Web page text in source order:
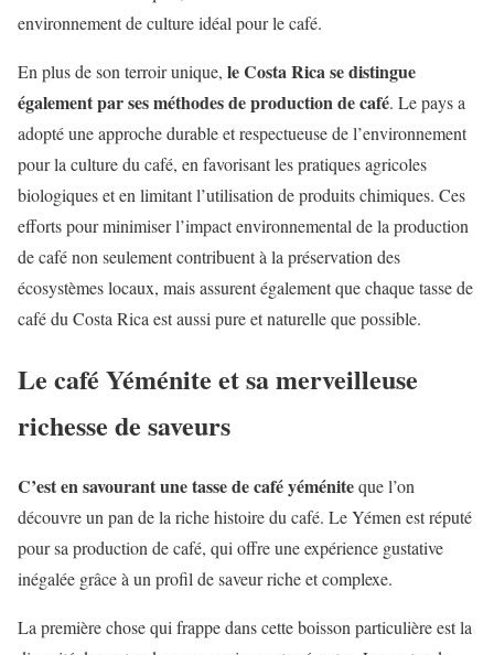
environnement de culture idéal pour le café.
En plus de son terroir unique, le Costa Rica se distingue
également par ses méthodes de production de café. Le pays a
adopté une approche durable et respectueuse de l’environnement
pour la culture du café, en favorisant les pratiques agricoles
biologiques et en limitant l’utilisation de produits chimiques. Ces
efforts pour minimiser l’impact environnemental de la production
de café non seulement contribuent à la préservation des
écosystèmes locaux, mais assurent également que chaque tasse de
café du Costa Rica est aussi pure et naturelle que possible.
Le café Yéménite et sa merveilleuse
richesse de saveurs
C’est en savourant une tasse de café yéméniteque l’on
découvre un pan de la riche histoire du café. Le Yémen est réputé
pour sa production de café, qui offre une expérience gustative
inégalée grâce à un profil de saveur riche et complexe.
La première chose qui frappe dans cette boisson particulière est la